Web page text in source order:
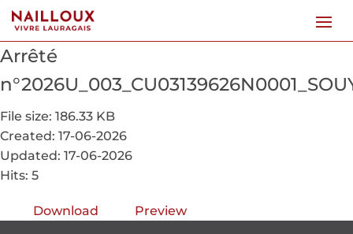
Arrêté
File size: 186.33 KB
Created: 17-06-2026
Updated: 17-06-2026
Hits: 5
Download Preview